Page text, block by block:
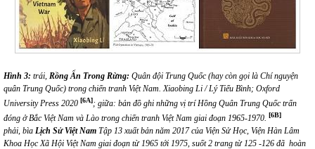
Hình 3: trái, Rồng Ẩn Trong Rừng: Quân đội Trung Quốc (hay còn gọi là Chí nguyện
quân Trung Quốc) trong chiến tranh Việt Nam. Xiaobing Li / Lý Tiểu Bình; Oxford
University Press 2020 [6A]; giữa: bản đồ ghi những vị trí Hồng Quân Trung Quốc trấn
đóng ở Bắc Việt Nam và Lào trong chiến tranh Việt Nam giai đoạn 1965-1970. [6B]
phải, bìa Lịch Sử Việt Nam Tập 13 xuất bản năm 2017 của Viện Sử Học, Viện Hàn Lâm
Khoa Học Xã Hội Việt Nam giai đoạn từ 1965 tới 1975, suốt 2 trang từ 125 -126 đã hoàn